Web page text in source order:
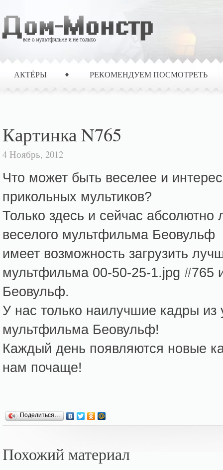
АКТЁРЫ РЕКОМЕНДУЕМ ПОСМОТРЕТЬ
Картинка N765
4 Ноябрь, 2012
Что может быть веселее и
прикольных мультиков?
Только здесь и сейчас абсолютно
веселого мультфильма Беовульф
имеет возможность загрузить
мультфильма 00-50-25-1.jpg #765
Беовульф.
У нас только наилучшие кадры из
мультфильма Беовульф!
Каждый день появляются новые
нам почаще!
Поделиться…
Похожий материал